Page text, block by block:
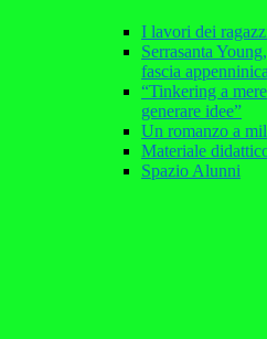
I lavori dei
Serrasanta
fascia appenninica
“Tinkering a
generare idee”
Un romanzo a
Materiale
Spazio Alunni